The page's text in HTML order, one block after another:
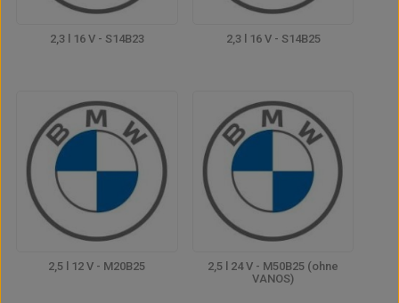
2,3 l 16 V - S14B23 2,3 l 16 V - S14B25
2,5 l 12 V - M20B25
2,5 l 24 V - M50B25 (ohne
VANOS)